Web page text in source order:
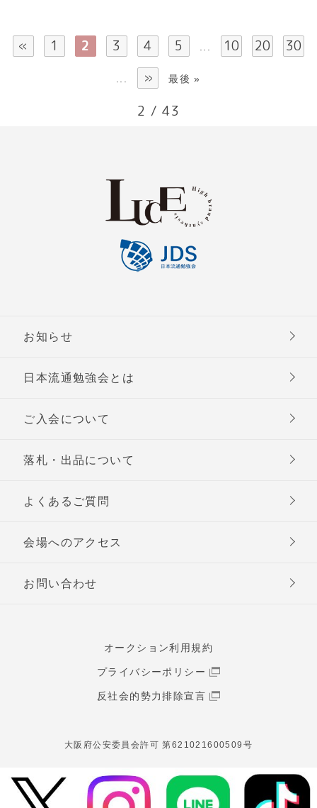
2 / 43
« 1 2 3 4 5 ... 10 20 30
... » 最後 »
お知らせ
日本流通勉強会とは
ご入会について
落札・出品について
よくあるご質問
会場へのアクセス
お問い合わせ
オークション利用規約
プライバシーポリシー
反社会的勢力排除宣言
大阪府公安委員会許可 第621021600509号